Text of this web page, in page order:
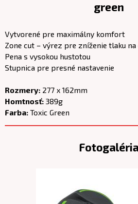
green
Vytvorené pre maximálny komfort
Zone cut – výrez pre zníženie tlaku
Pena s vysokou hustotou
Stupnica pre presné nastavenie
Rozmery: 277 x 162mm
Homtnosť: 389g
Farba: Toxic Green
Fotogaléria